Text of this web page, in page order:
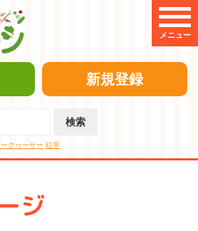
メニュー
新規登録
検索
ークヮーサー 紅芋
ジ